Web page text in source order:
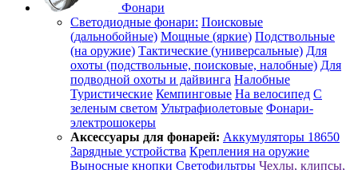
Фонари
Светодиодные фонари: Поисковые
(дальнобойные) Мощные (яркие) Подствольные
(на оружие) Тактические (универсальные) Для
охоты (подствольные, поисковые, налобные) Для
подводной охоты и дайвинга Налобные
Туристические Кемпинговые На велосипед С
зеленым светом Ультрафиолетовые Фонари-
электрошокеры
Аксессуары для фонарей: Аккумуляторы 18650
Зарядные устройства Крепления на оружие
Выносные кнопки Светофильтры Чехлы, клипсы,